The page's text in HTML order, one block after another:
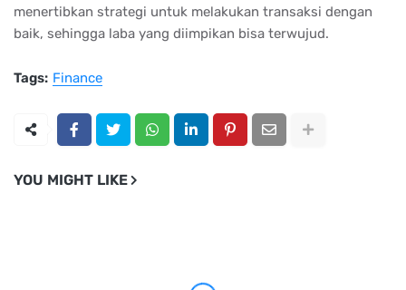
menertibkan strategi untuk melakukan transaksi dengan
baik, sehingga laba yang diimpikan bisa terwujud.
Tags: Finance
YOU MIGHT LIKE